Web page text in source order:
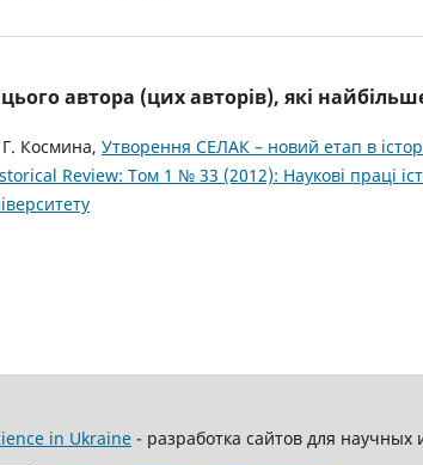
цього автора (цих авторів), які
Космина, Утворення СЕЛАК – новий етап в
Review: Том 1 № 33 (2012): Наукові праці
in Ukraine - разработка сайтов для научных